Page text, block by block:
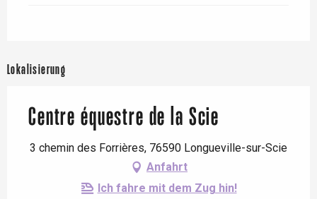
Lokalisierung
Centre équestre de la Scie
3 chemin des Forrières, 76590 Longueville-sur-Scie
Anfahrt
Ich fahre mit dem Zug hin!